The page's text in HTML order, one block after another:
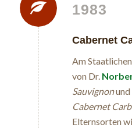
1983
Cabernet
Am
von Dr.
Sauvignonund
Cabernet
Elternsorten